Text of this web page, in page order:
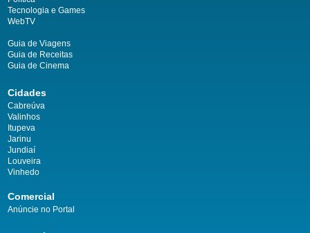
Tecnologia e Games
WebTV
Guia de Viagens
Guia de Receitas
Guia de Cinema
Cidades
Cabreúva
Valinhos
Itupeva
Jarinu
Jundiaí
Louveira
Vinhedo
Comercial
Anúncie no Portal